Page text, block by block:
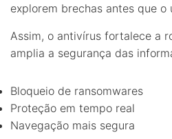
explorem brechas antes que o
Assim, o antivírus fortalece a
amplia a segurança das
Bloqueio de ransomwares
Proteção em tempo real
Navegação mais segura